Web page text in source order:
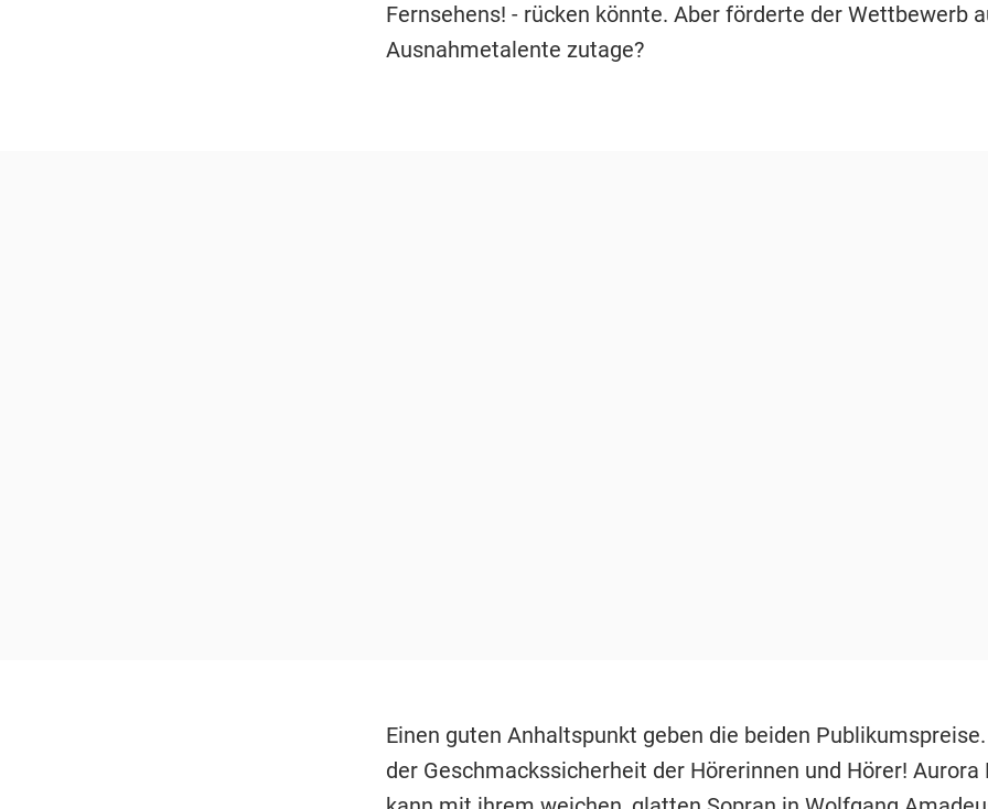
Fernsehens! - rücken könnte. Aber förderte der Wettbewerb
Ausnahmetalente zutage?
Einen guten Anhaltspunkt geben die beiden
der Geschmackssicherheit der Hörerinnen und Hörer! Aurora